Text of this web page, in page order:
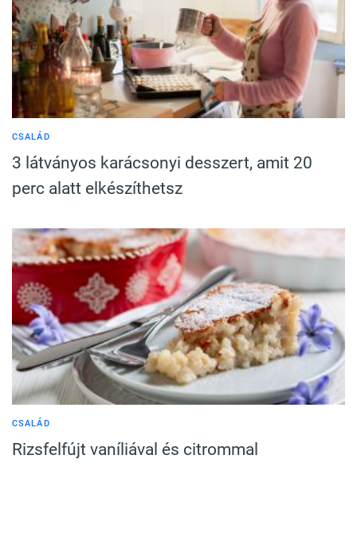
CSALÁD
3 látványos karácsonyi desszert, amit 20
perc alatt elkészíthetsz
CSALÁD
Rizsfelfújt vaníliával és citrommal